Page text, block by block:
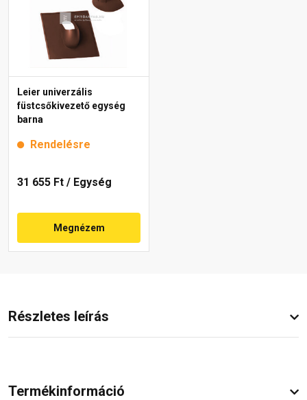
Leier univerzális
füstcsőkivezető egység
barna
Rendelésre
31 655 Ft / Egység
Megnézem
Részletes leírás
Termékinformáció